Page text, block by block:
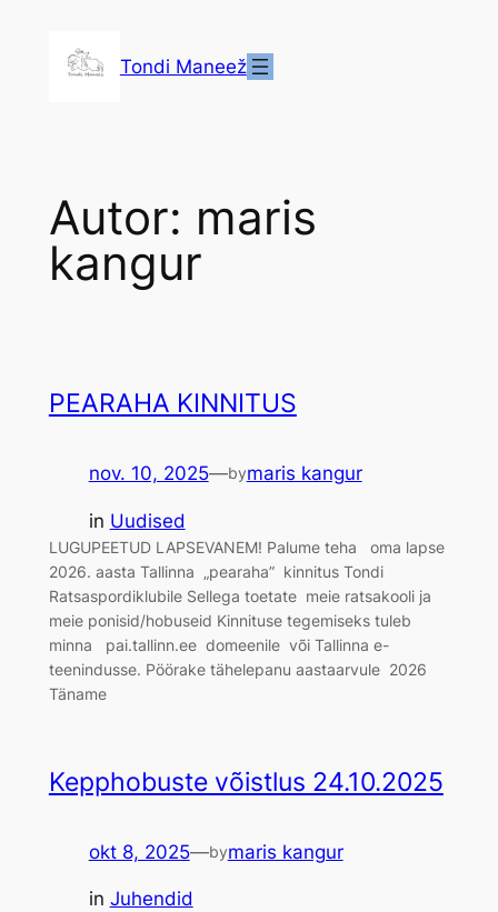
Tondi Maneež
Autor: maris
kangur
PEARAHA KINNITUS
nov. 10, 2025—bymaris kangur
in Uudised
LUGUPEETUD LAPSEVANEM! Palume teha oma lapse
2026. aasta Tallinna „pearaha” kinnitus Tondi
Ratsaspordiklubile Sellega toetate meie ratsakooli ja
meie ponisid/hobuseid Kinnituse tegemiseks tuleb
minna pai.tallinn.ee domeenile või Tallinna e-
teenindusse. Pöörake tähelepanu aastaarvule 2026
Täname
Kepphobuste võistlus 24.10.2025
okt 8, 2025—bymaris kangur
in Juhendid